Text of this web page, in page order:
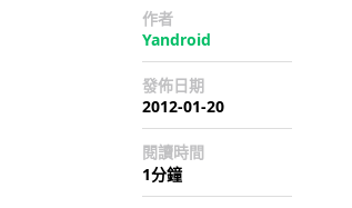
作者
Yandroid
發佈日期
2012-01-20
閱讀時間
1分鐘